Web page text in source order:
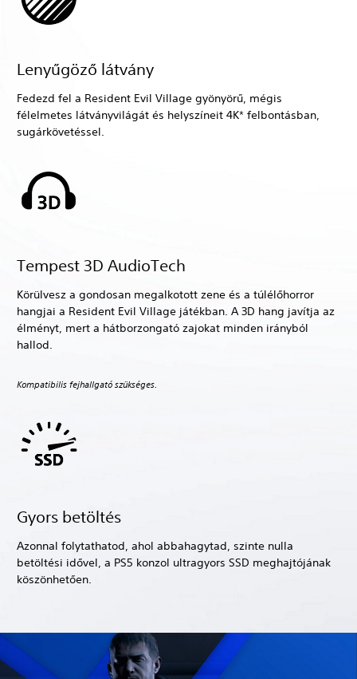
Lenyűgöző látvány
Fedezd fel a Resident Evil Village gyönyörű, mégis
félelmetes látványvilágát és helyszíneit 4K* felbontásban,
sugárkövetéssel.
Tempest 3D AudioTech
Körülvesz a gondosan megalkotott zene és a túlélőhorror
hangjai a Resident Evil Village játékban. A 3D hang javítja az
élményt, mert a hátborzongató zajokat minden irányból
hallod.
Kompatibilis fejhallgató szükséges.
Gyors betöltés
Azonnal folytathatod, ahol abbahagytad, szinte nulla
betöltési idővel, a PS5 konzol ultragyors SSD meghajtójának
köszönhetően.